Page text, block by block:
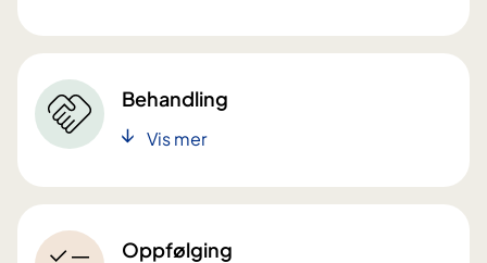
Behandling
Vis mer
Oppfølging